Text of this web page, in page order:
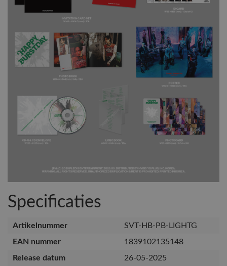
Specificaties
Artikelnummer
SVT-HB-PB-LIGHTG
EAN nummer
1839102135148
Release datum
26-05-2025